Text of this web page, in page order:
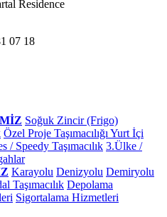
Residence
07 18
Soğuk Zincir (Frigo)
Özel Proje Taşımacılığı Yurt İçi
/ Speedy Taşımacılık 3.Ülke /
Karayolu Denizyolu Demiryolu
Taşımacılık Depolama
Sigortalama Hizmetleri